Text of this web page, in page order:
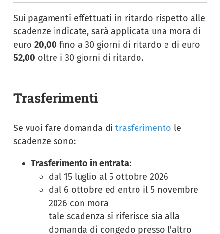
Sui pagamenti effettuati in ritardo rispetto alle
scadenze indicate, sarà applicata una mora di
euro 20,00 fino a 30 giorni di ritardo e di euro
52,00 oltre i 30 giorni di ritardo.
Trasferimenti
Se vuoi fare domanda di trasferimento le
scadenze sono:
Trasferimento in entrata:
dal 15 luglio al 5 ottobre 2026
dal 6 ottobre ed entro il 5 novembre
2026 con mora
tale scadenza si riferisce sia alla
domanda di congedo presso l'altro